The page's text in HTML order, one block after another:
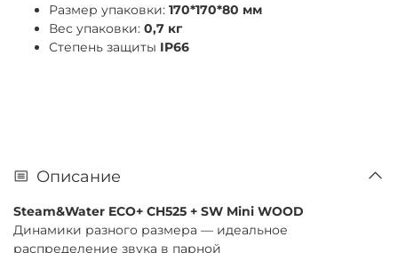
Размер упаковки: 170*170*80 мм
Вес упаковки: 0,7 кг
Степень защиты IP66
Описание
Steam&Water ECO+ CH525 + SW Mini WOOD
Динамики разного размера — идеальное
распределение звука в парной